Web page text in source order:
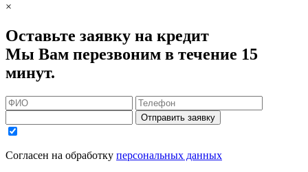
×
Оставьте заявку на кредит
Мы Вам перезвоним в течение 15
минут.
Отправить заявку
Согласен на обработку персональных данных